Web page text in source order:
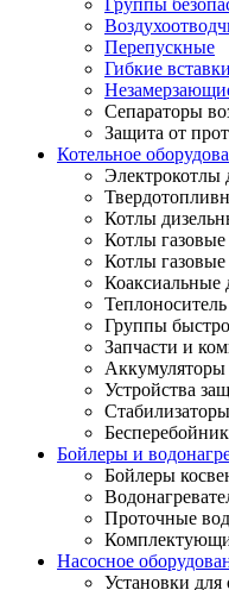
Группы
Перепускные
Гибкие
Сепараторы
Защита от
Котельное
Электрокотлы
Котлы
Котлы
Котлы
Группы
Запчасти и
Устройства
Бойлеры и
Бойлеры
Проточные
Насосное
Установки для